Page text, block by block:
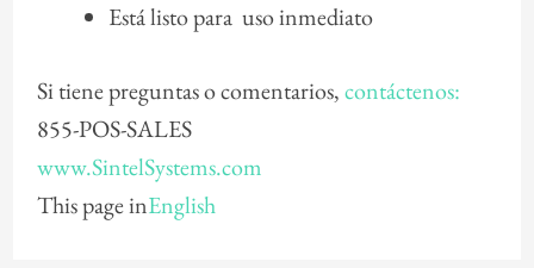
Está listo para uso inmediato
Si tiene preguntas o comentarios,contáctenos:
855-POS-SALES
www.SintelSystems.com
This page inEnglish